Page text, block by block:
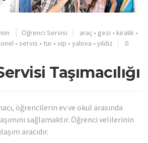
Öğrenci Servisi araç • gezi • kiralık •
• servis • tur • vip • yalova • yıldız
0
Taşımacılığı
öğrencilerin ev ve okul arasında
sağlamaktır. Öğrenci velilerinin
aracıdır.